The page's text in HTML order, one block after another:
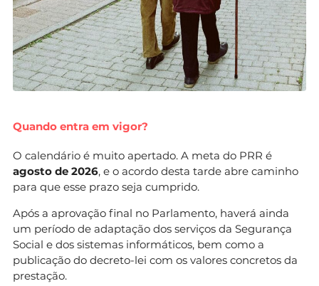
Quando entra em vigor?
O calendário é muito apertado. A meta do PRR é
agosto de 2026, e o acordo desta tarde abre caminho
para que esse prazo seja cumprido.
Após a aprovação final no Parlamento, haverá ainda
um período de adaptação dos serviços da Segurança
Social e dos sistemas informáticos, bem como a
publicação do decreto-lei com os valores concretos da
prestação.